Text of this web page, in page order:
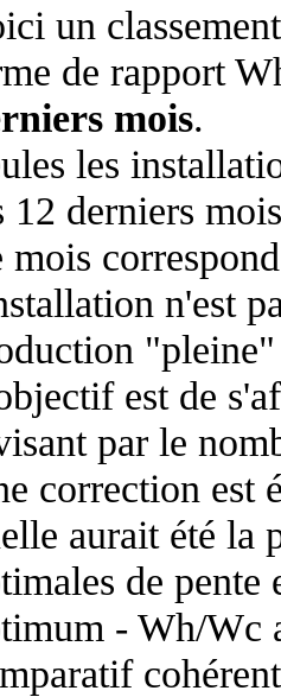
un
de rapport
mois.
les
12 derniers
mois
n'est
"pleine"
est de
par le
correction est
aurait été la
de
- Wh/Wc